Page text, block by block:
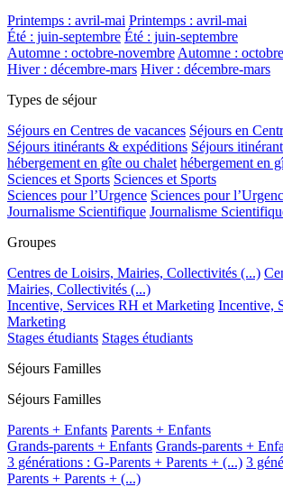
Printemps : avril-mai Printemps : avril-mai
Été : juin-septembre Été : juin-septembre
Automne : octobre-novembre Automne :
Hiver : décembre-mars Hiver : décembre-mars
Types de séjour
Séjours en Centres de vacances Séjours en
Séjours itinérants & expéditions Séjours
hébergement en gîte ou chalet hébergement en
Sciences et Sports Sciences et Sports
Sciences pour l’Urgence Sciences pour
Journalisme Scientifique Journalisme
Groupes
Centres de Loisirs, Mairies, Collectivités (...)
Mairies, Collectivités (...)
Incentive, Services RH et Marketing Incentive,
Marketing
Stages étudiants Stages étudiants
Séjours Familles
Séjours Familles
Parents + Enfants Parents + Enfants
Grands-parents + Enfants Grands-parents +
3 générations : G-Parents + Parents + (...) 3
Parents + Parents + (...)